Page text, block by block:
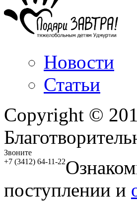
Новости
Статьи
Copyright ©
Звоните
+7 (3412) 64-11-22
поступлении и